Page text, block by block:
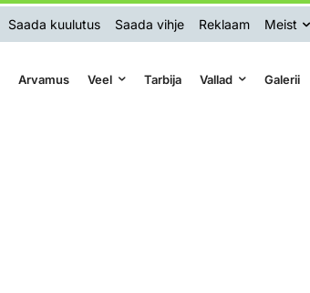
Saada kuulutus Saada vihje Reklaam Meist
Arvamus Veel Tarbija Vallad Galerii